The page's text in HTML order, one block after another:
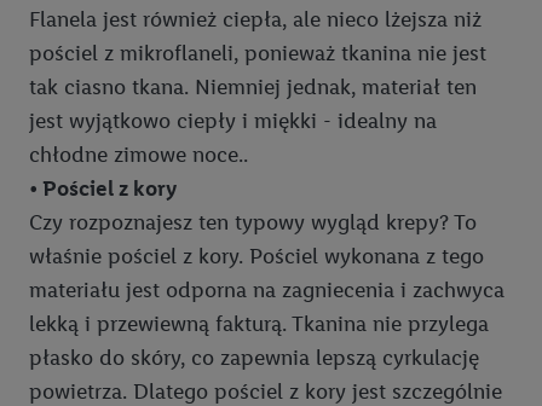
Flanela jest również ciepła, ale nieco lżejsza niż
pościel z mikroflaneli, ponieważ tkanina nie jest
tak ciasno tkana. Niemniej jednak, materiał ten
jest wyjątkowo ciepły i miękki - idealny na
chłodne zimowe noce..
• Pościel z kory
Czy rozpoznajesz ten typowy wygląd krepy? To
właśnie pościel z kory. Pościel wykonana z tego
materiału jest odporna na zagniecenia i zachwyca
lekką i przewiewną fakturą. Tkanina nie przylega
płasko do skóry, co zapewnia lepszą cyrkulację
powietrza. Dlatego pościel z kory jest szczególnie